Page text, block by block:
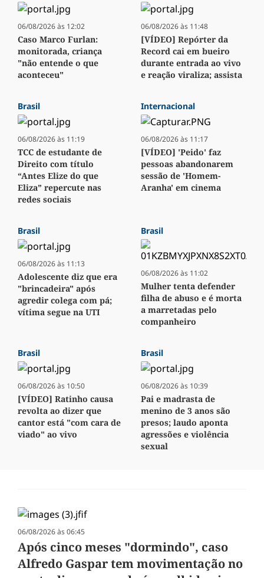
06/08/2026 às 12:02
Caso Marco Furlan:
monitorada, criança
"não entende o que
aconteceu"
06/08/2026 às 11:48
[VÍDEO] Repórter da
Record cai em bueiro
durante entrada ao vivo
e reação viraliza; assista
Brasil
06/08/2026 às 11:19
TCC de estudante de
Direito com título
“Antes Elize do que
Eliza” repercute nas
redes sociais
Internacional
06/08/2026 às 11:17
[VÍDEO] 'Peido' faz
pessoas abandonarem
sessão de 'Homem-
Aranha' em cinema
Brasil
06/08/2026 às 11:13
Adolescente diz que era
"brincadeira" após
agredir colega com pá;
vítima segue na UTI
Brasil
06/08/2026 às 11:02
Mulher tenta defender
filha de abuso e é morta
a marretadas pelo
companheiro
Brasil
06/08/2026 às 10:50
[VÍDEO] Ratinho causa
revolta ao dizer que
cantor está "com cara de
viado" ao vivo
Brasil
06/08/2026 às 10:39
Pai e madrasta de
menino de 3 anos são
presos; laudo aponta
agressões e violência
sexual
06/08/2026 às 06:45
Após cinco meses "dormindo", caso
Alfredo Gaspar tem movimentação no